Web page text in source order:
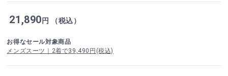
21,890円 （税込）
お得なセール対象商品
メンズスーツ｜2着で39,490円(税込)